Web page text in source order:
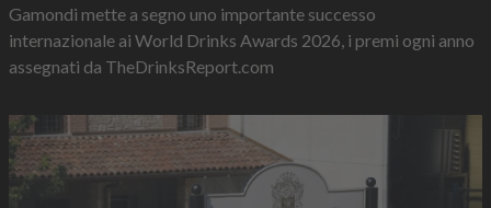
Gamondi mette a segno uno importante successo
internazionale ai World Drinks Awards 2026, i premi ogni anno
assegnati da TheDrinksReport.com